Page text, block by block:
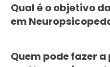
Qual é o objetivo
em
Quem pode fazer